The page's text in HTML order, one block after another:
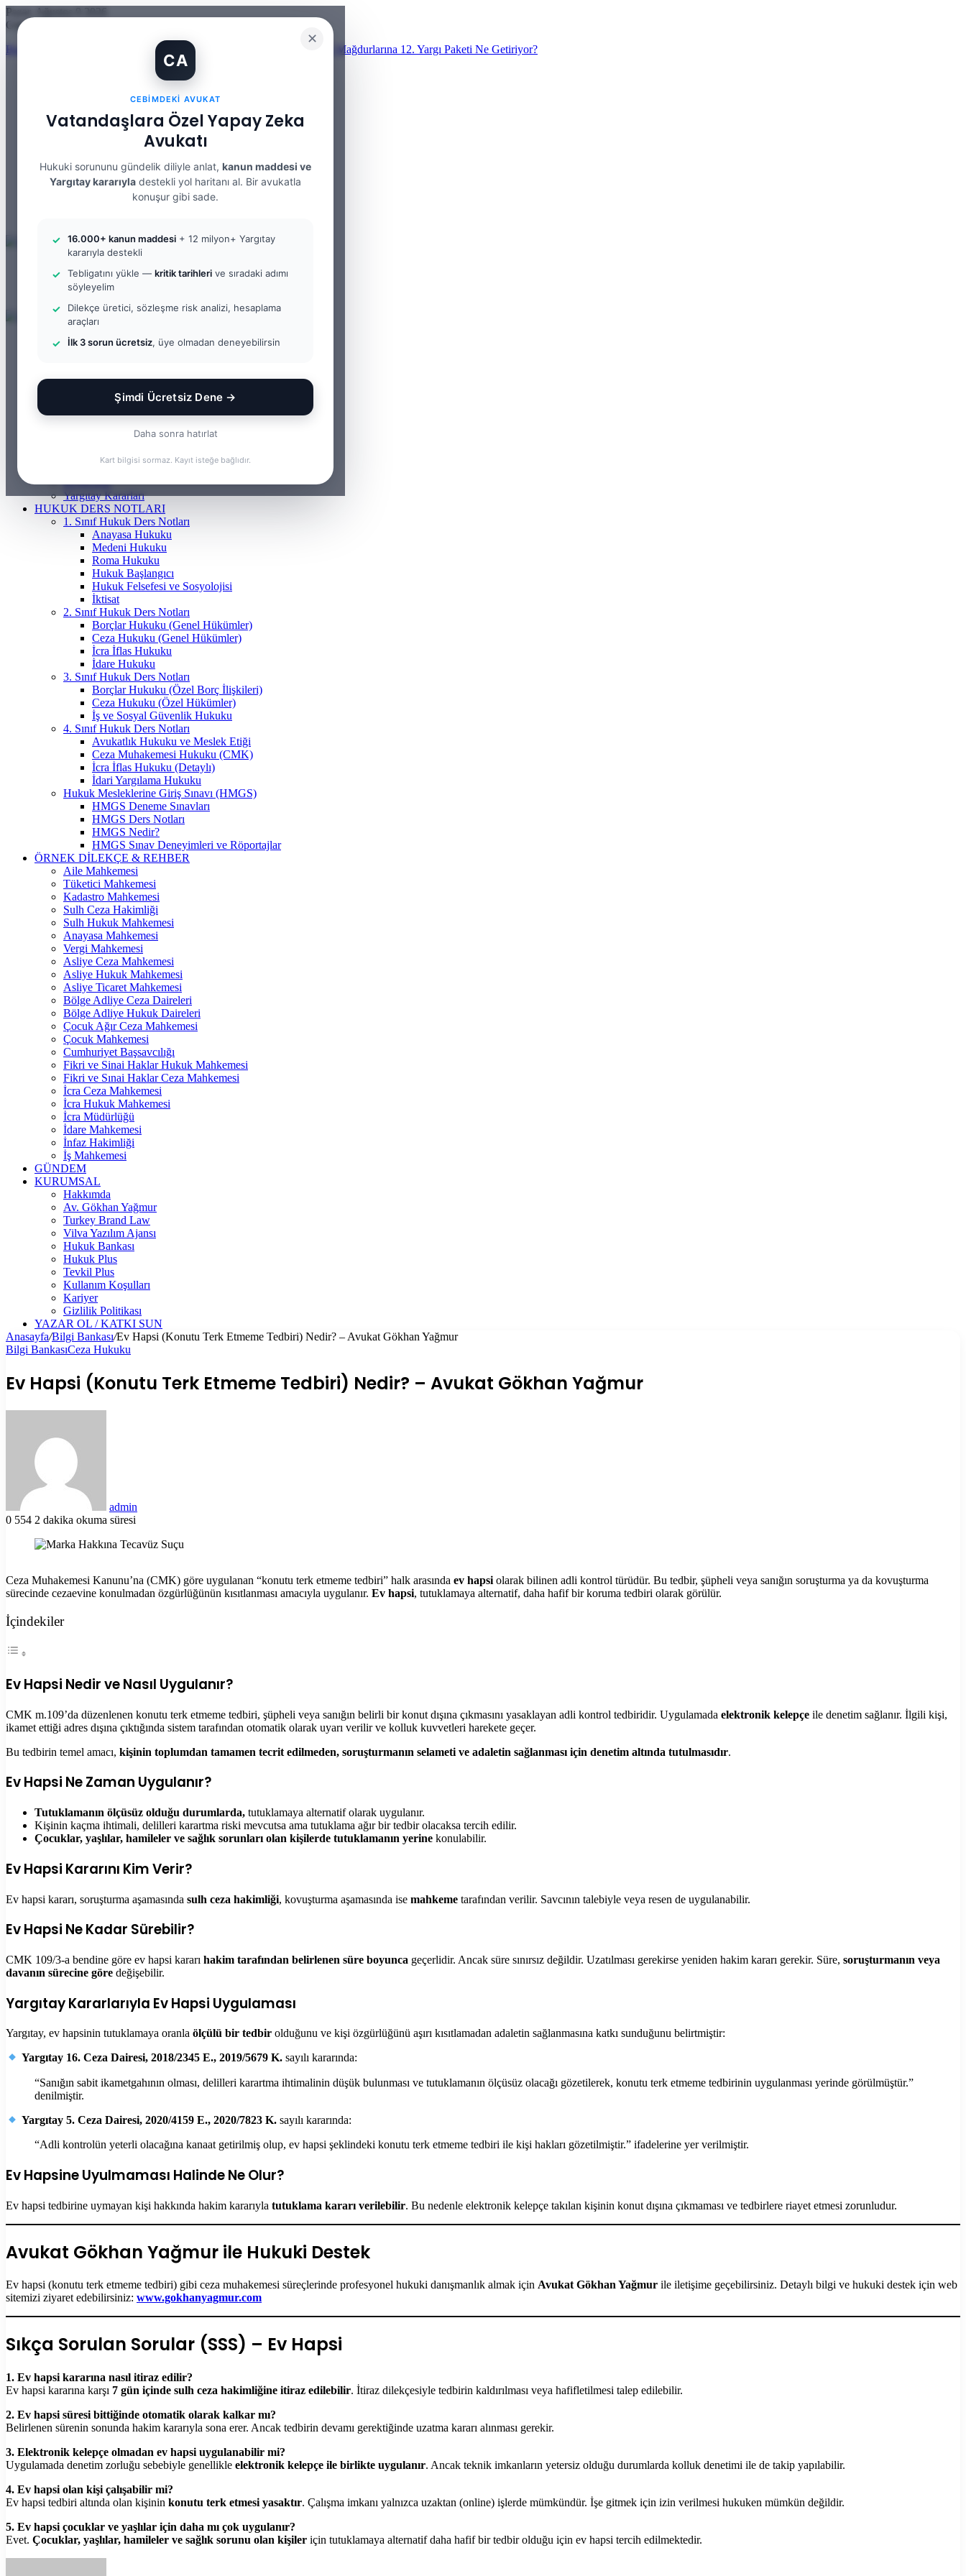
✕
CA
CEBIMDEKI AVUKAT
Vatandaşlara Özel Yapay Zeka
Avukatı
Hukuki sorununu gündelik diliyle anlat, kanun maddesi ve
Yargıtay kararıyla destekli yol haritanı al. Bir avukatla
konuşur gibi sade.
16.000+ kanun maddesi + 12 milyon+ Yargıtay
kararıyla destekli
Tebligatını yükle — kritik tarihleri ve sıradaki adımı
söyleyelim
Dilekçe üretici, sözleşme risk analizi, hesaplama
araçları
İlk 3 sorun ücretsiz, üye olmadan deneyebilirsin
Şimdi Ücretsiz Dene →
Daha sonra hatırlat
Kart bilgisi sormaz. Kayıt isteğe bağlıdır.
Pazar, Ağustos 9 2026
Güncel Makale
Banka Hesabımı Dolandırıcılara Kullandırdım, Başıma Ne Gelir? IBAN Mağdurlarına 12. Yargı Paketi Ne Getiriyor?
WhatsApp
Kayıt
Rastgele
yap
...
Arama
ANASAYFA
Ceza Hukuku
Gayrimenkul Hukuku
Medeni Hukuku
Tazminat Hukuku
Hap Bilgi
KOSGEB
Yargıtay Kararları
HUKUK DERS NOTLARI
1. Sınıf Hukuk Ders Notları
Anayasa Hukuku
Medeni Hukuku
Roma Hukuku
Hukuk Başlangıcı
Hukuk Felsefesi ve Sosyolojisi
İktisat
2. Sınıf Hukuk Ders Notları
Borçlar Hukuku (Genel Hükümler)
Ceza Hukuku (Genel Hükümler)
İcra İflas Hukuku
İdare Hukuku
3. Sınıf Hukuk Ders Notları
Borçlar Hukuku (Özel Borç İlişkileri)
Ceza Hukuku (Özel Hükümler)
İş ve Sosyal Güvenlik Hukuku
4. Sınıf Hukuk Ders Notları
Avukatlık Hukuku ve Meslek Etiği
Ceza Muhakemesi Hukuku (CMK)
İcra İflas Hukuku (Detaylı)
İdari Yargılama Hukuku
Hukuk Mesleklerine Giriş Sınavı (HMGS)
HMGS Deneme Sınavları
HMGS Ders Notları
HMGS Nedir?
HMGS Sınav Deneyimleri ve Röportajlar
ÖRNEK DILEKÇE & REHBER
Aile Mahkemesi
Tüketici Mahkemesi
Kadastro Mahkemesi
Sulh Ceza Hakimliği
Sulh Hukuk Mahkemesi
Anayasa Mahkemesi
Vergi Mahkemesi
Asliye Ceza Mahkemesi
Asliye Hukuk Mahkemesi
Asliye Ticaret Mahkemesi
Bölge Adliye Ceza Daireleri
Bölge Adliye Hukuk Daireleri
Çocuk Ağır Ceza Mahkemesi
Çocuk Mahkemesi
Cumhuriyet Başsavcılığı
Fikri ve Sinai Haklar Hukuk Mahkemesi
Fikri ve Sınai Haklar Ceza Mahkemesi
İcra Ceza Mahkemesi
İcra Hukuk Mahkemesi
İcra Müdürlüğü
İdare Mahkemesi
İnfaz Hakimliği
İş Mahkemesi
GÜNDEM
KURUMSAL
Hakkımda
Av. Gökhan Yağmur
Turkey Brand Law
Vilva Yazılım Ajansı
Hukuk Bankası
Hukuk Plus
Tevkil Plus
Kullanım Koşulları
Kariyer
Gizlilik Politikası
YAZAR OL / KATKI SUN
Anasayfa/Bilgi Bankası/Ev Hapsi (Konutu Terk Etmeme Tedbiri) Nedir? – Avukat Gökhan Yağmur
Bilgi BankasıCeza Hukuku
Ev Hapsi (Konutu Terk Etmeme Tedbiri) Nedir? – Avukat Gökhan Yağmur
admin
0 554 2 dakika okuma süresi
Ceza Muhakemesi Kanunu’na (CMK) göre uygulanan “konutu terk etmeme tedbiri” halk arasında ev hapsi olarak bilinen adli kontrol türüdür. Bu tedbir, şüpheli veya sanığın soruşturma ya da kovuşturma
sürecinde cezaevine konulmadan özgürlüğünün kısıtlanması amacıyla uygulanır. Ev hapsi, tutuklamaya alternatif, daha hafif bir koruma tedbiri olarak görülür.
İçindekiler
Ev Hapsi Nedir ve Nasıl Uygulanır?
CMK m.109’da düzenlenen konutu terk etmeme tedbiri, şüpheli veya sanığın belirli bir konut dışına çıkmasını yasaklayan adli kontrol tedbiridir. Uygulamada elektronik kelepçe ile denetim sağlanır. İlgili kişi,
ikamet ettiği adres dışına çıktığında sistem tarafından otomatik olarak uyarı verilir ve kolluk kuvvetleri harekete geçer.
Bu tedbirin temel amacı, kişinin toplumdan tamamen tecrit edilmeden, soruşturmanın selameti ve adaletin sağlanması için denetim altında tutulmasıdır.
Ev Hapsi Ne Zaman Uygulanır?
Tutuklamanın ölçüsüz olduğu durumlarda, tutuklamaya alternatif olarak uygulanır.
Kişinin kaçma ihtimali, delilleri karartma riski mevcutsa ama tutuklama ağır bir tedbir olacaksa tercih edilir.
Çocuklar, yaşlılar, hamileler ve sağlık sorunları olan kişilerde tutuklamanın yerine konulabilir.
Ev Hapsi Kararını Kim Verir?
Ev hapsi kararı, soruşturma aşamasında sulh ceza hakimliği, kovuşturma aşamasında ise mahkeme tarafından verilir. Savcının talebiyle veya resen de uygulanabilir.
Ev Hapsi Ne Kadar Sürebilir?
CMK 109/3-a bendine göre ev hapsi kararı hakim tarafından belirlenen süre boyunca geçerlidir. Ancak süre sınırsız değildir. Uzatılması gerekirse yeniden hakim kararı gerekir. Süre, soruşturmanın veya
davanın sürecine göre değişebilir.
Yargıtay Kararlarıyla Ev Hapsi Uygulaması
Yargıtay, ev hapsinin tutuklamaya oranla ölçülü bir tedbir olduğunu ve kişi özgürlüğünü aşırı kısıtlamadan adaletin sağlanmasına katkı sunduğunu belirtmiştir:
Yargıtay 16. Ceza Dairesi, 2018/2345 E., 2019/5679 K. sayılı kararında:
“Sanığın sabit ikametgahının olması, delilleri karartma ihtimalinin düşük bulunması ve tutuklamanın ölçüsüz olacağı gözetilerek, konutu terk etmeme tedbirinin uygulanması yerinde görülmüştür.”
denilmiştir.
Yargıtay 5. Ceza Dairesi, 2020/4159 E., 2020/7823 K. sayılı kararında:
“Adli kontrolün yeterli olacağına kanaat getirilmiş olup, ev hapsi şeklindeki konutu terk etmeme tedbiri ile kişi hakları gözetilmiştir.” ifadelerine yer verilmiştir.
Ev Hapsine Uyulmaması Halinde Ne Olur?
Ev hapsi tedbirine uymayan kişi hakkında hakim kararıyla tutuklama kararı verilebilir. Bu nedenle elektronik kelepçe takılan kişinin konut dışına çıkmaması ve tedbirlere riayet etmesi zorunludur.
Avukat Gökhan Yağmur ile Hukuki Destek
Ev hapsi (konutu terk etmeme tedbiri) gibi ceza muhakemesi süreçlerinde profesyonel hukuki danışmanlık almak için Avukat Gökhan Yağmur ile iletişime geçebilirsiniz. Detaylı bilgi ve hukuki destek için web
sitemizi ziyaret edebilirsiniz: www.gokhanyagmur.com
Sıkça Sorulan Sorular (SSS) – Ev Hapsi
1. Ev hapsi kararına nasıl itiraz edilir?
Ev hapsi kararına karşı 7 gün içinde sulh ceza hakimliğine itiraz edilebilir. İtiraz dilekçesiyle tedbirin kaldırılması veya hafifletilmesi talep edilebilir.
2. Ev hapsi süresi bittiğinde otomatik olarak kalkar mı?
Belirlenen sürenin sonunda hakim kararıyla sona erer. Ancak tedbirin devamı gerektiğinde uzatma kararı alınması gerekir.
3. Elektronik kelepçe olmadan ev hapsi uygulanabilir mi?
Uygulamada denetim zorluğu sebebiyle genellikle elektronik kelepçe ile birlikte uygulanır. Ancak teknik imkanların yetersiz olduğu durumlarda kolluk denetimi ile de takip yapılabilir.
4. Ev hapsi olan kişi çalışabilir mi?
Ev hapsi tedbiri altında olan kişinin konutu terk etmesi yasaktır. Çalışma imkanı yalnızca uzaktan (online) işlerde mümkündür. İşe gitmek için izin verilmesi hukuken mümkün değildir.
5. Ev hapsi çocuklar ve yaşlılar için daha mı çok uygulanır?
Evet. Çocuklar, yaşlılar, hamileler ve sağlık sorunu olan kişiler için tutuklamaya alternatif daha hafif bir tedbir olduğu için ev hapsi tercih edilmektedir.